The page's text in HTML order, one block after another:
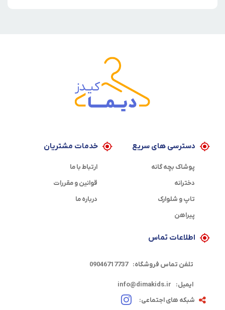
دسترسی های سریع
پوشاک بچه گانه
دخترانه
تاپ و شلوارک
پیراهن
خدمات مشتریان
ارتباط با ما
قوانین و مقررات
درباره ما
اطلاعات تماس
تلفن تماس فروشگاه: 09046717737
ایمیل:
info@dimakids.ir
شبکه های اجتماعی: